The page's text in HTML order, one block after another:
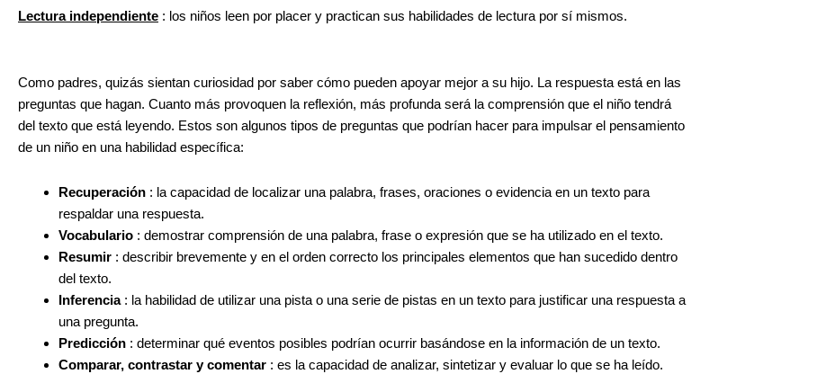
Lectura independiente : los niños leen por placer y practican sus habilidades de lectura por sí mismos.
Como padres, quizás sientan curiosidad por saber cómo pueden apoyar mejor a su hijo. La respuesta está en las
preguntas que hagan. Cuanto más provoquen la reflexión, más profunda será la comprensión que el niño tendrá
del texto que está leyendo. Estos son algunos tipos de preguntas que podrían hacer para impulsar el pensamiento
de un niño en una habilidad específica:
Recuperación : la capacidad de localizar una palabra, frases, oraciones o evidencia en un texto para
respaldar una respuesta.
Vocabulario : demostrar comprensión de una palabra, frase o expresión que se ha utilizado en el texto.
Resumir : describir brevemente y en el orden correcto los principales elementos que han sucedido dentro
del texto.
Inferencia: la habilidad de utilizar una pista o una serie de pistas en un texto para justificar una respuesta a
una pregunta.
Predicción : determinar qué eventos posibles podrían ocurrir basándose en la información de un texto.
Comparar, contrastar y comentar : es la capacidad de analizar, sintetizar y evaluar lo que se ha leído.